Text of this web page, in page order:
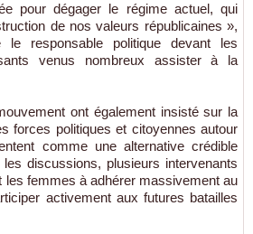
pour dégager le régime actuel, qui
de nos valeurs républicaines »,
le responsable politique devant les
venus nombreux assister à la
ont également insisté sur la
forces politiques et citoyennes autour
comme une alternative crédible
discussions, plusieurs intervenants
les femmes à adhérer massivement au
activement aux futures batailles